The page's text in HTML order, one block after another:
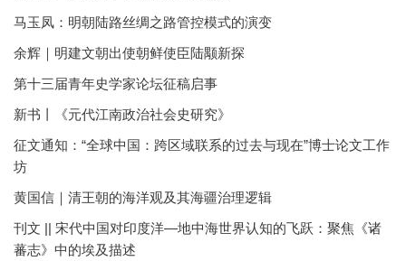
马玉凤：明朝陆路丝绸之路管控模式的演变
余辉｜明建文朝出使朝鲜使臣陆颙新探
第十三届青年史学家论坛征稿启事
新书丨《元代江南政治社会史研究》
征文通知：“全球中国：跨区域联系的过去与现在”博士论文工作
坊
黄国信｜清王朝的海洋观及其海疆治理逻辑
刊文 || 宋代中国对印度洋—地中海世界认知的飞跃：聚焦《诸
蕃志》中的埃及描述